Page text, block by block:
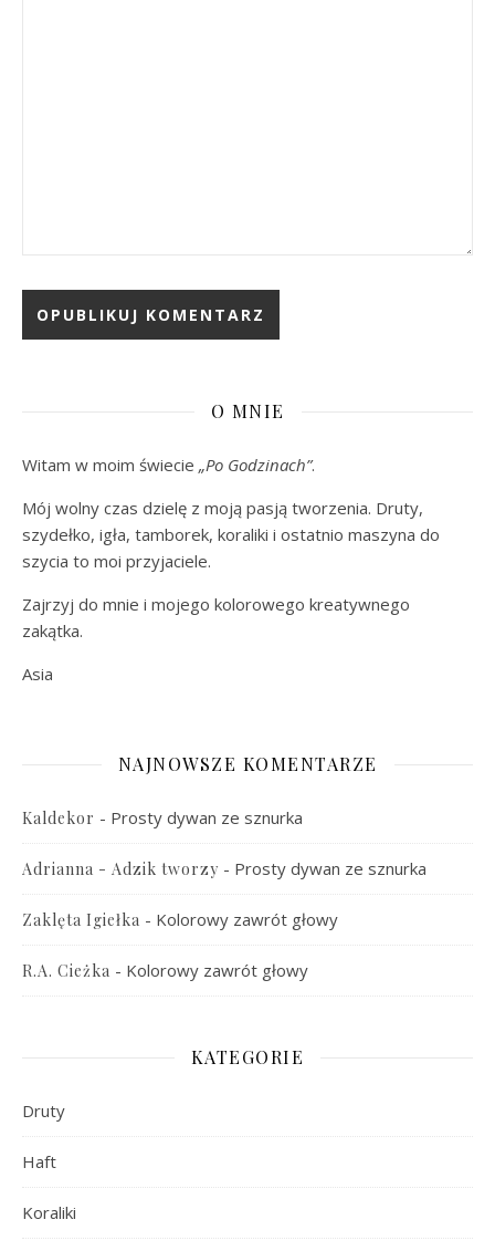
O MNIE
Witam w moim świecie „Po Godzinach”.
Mój wolny czas dzielę z moją pasją tworzenia. Druty,
szydełko, igła, tamborek, koraliki i ostatnio maszyna do
szycia to moi przyjaciele.
Zajrzyj do mnie i mojego kolorowego kreatywnego
zakątka.
Asia
NAJNOWSZE KOMENTARZE
Kaldekor - Prosty dywan ze sznurka
Adrianna - Adzik tworzy - Prosty dywan ze sznurka
Zaklęta Igiełka - Kolorowy zawrót głowy
R.A. Cieżka - Kolorowy zawrót głowy
KATEGORIE
Druty
Haft
Koraliki